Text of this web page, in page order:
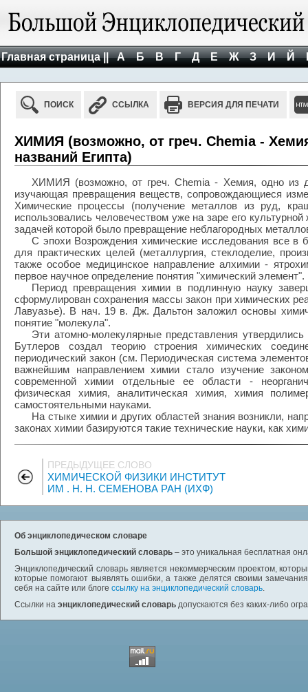
Главная страница || А Б В Г Д Е Ж З И Й
ПОИСК ССЫЛКА ВЕРСИЯ ДЛЯ ПЕЧАТИ
ХИМИЯ (возможно, от греч. Chemia -
названий Египта)
ХИМИЯ (возможно, от греч. Chemia - Хемия, одно из
изучающая превращения веществ, сопровождающиеся
Химические процессы (получение металлов из руд,
использовались человечеством уже на заре его
задачей которой было превращение неблагородных
С эпохи Возрождения химические исследования все в
для практических целей (металлургия, стеклоделие,
также особое медицинское направление алхимии -
первое научное определение понятия "химический элемент".
Период превращения химии в подлинную науку
сформулирован сохранения массы закон при химических
Лавуазье). В нач. 19 в. Дж. Дальтон заложил основы
понятие "молекула".
Эти атомно-молекулярные представления
Бутлеров создал теорию строения химических
периодический закон (см. Периодическая система
важнейшим направлением химии стало изучение
современной химии отдельные ее области -
физическая химия, аналитическая химия, химия
самостоятельными науками.
На стыке химии и других областей знания возникли,
законах химии базируются такие технические науки, как
ПРЕДЫДУЩЕЕ СЛОВО
ХИМИЧЕСКОЙ ФИЗИКИ ИНСТИТУТ
ИМ . Н. Н. СЕМЕНОВА РАН (ИХФ)
Об энциклопедическом словаре
Большой энциклопедический словарь – это уникальная бесплатная
Энциклопедический словарь является некоммерческим проектом,
которые помогают выявлять ошибки, а также делятся своими
себя на сайте или блоге ссылку на энциклопедический словарь.
Ссылки на энциклопедический словарь допускаются без каких-либо